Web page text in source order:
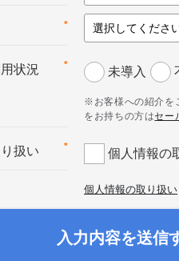
*
*
状況 未導入
※お客様への紹介を
をお持ちの方はセー
*
扱い 個人情報の
個人情報の取り扱い
入力内容を送信